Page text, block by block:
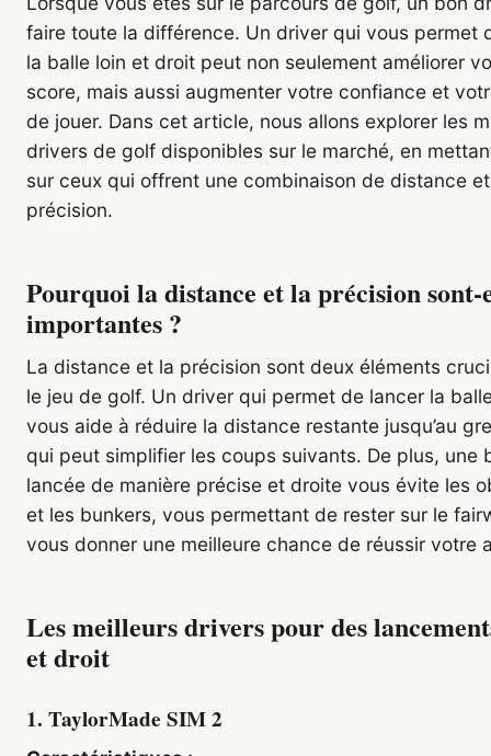
faire toute la différence. Un driver qui vous permet
la balle loin et droit peut non seulement améliorer
score, mais aussi augmenter votre confiance et
de jouer. Dans cet article, nous allons explorer les
drivers de golf disponibles sur le marché, en
sur ceux qui offrent une combinaison de distance
précision.
Pourquoi la distance et la précision sont-
importantes ?
La distance et la précision sont deux éléments
le jeu de golf. Un driver qui permet de lancer la
vous aide à réduire la distance restante jusqu’au
qui peut simplifier les coups suivants. De plus, une
lancée de manière précise et droite vous évite les
et les bunkers, vous permettant de rester sur le
vous donner une meilleure chance de réussir votre
Les meilleurs drivers pour des
et droit
1. TaylorMade SIM 2